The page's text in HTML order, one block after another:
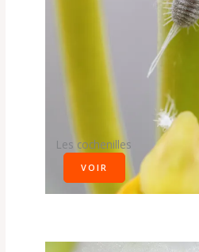
Les cochenilles
VOIR